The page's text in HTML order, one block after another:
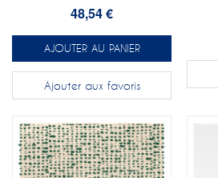
48,54 €
AJOUTER AU PANIER
Ajouter aux favoris